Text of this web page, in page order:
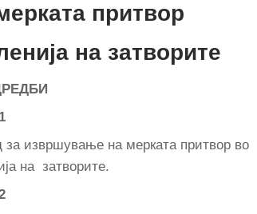
притвор
на затворите
за извршување на мерката притвор во
на затворите.